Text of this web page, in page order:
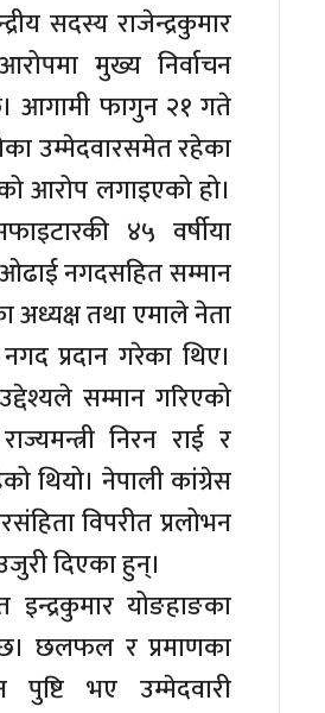
सदस्य राजेन्द्रकुमार
मुख्य निर्वाचन
आगामी फागुन २१ गते
उम्मेदवारसमेत रहेका
आरोप लगाइएको हो।
४५ वर्षीया
ओढाई नगदसहित सम्मान
अध्यक्ष तथा एमाले नेता
प्रदान गरेका थिए।
सम्मान गरिएको
निरन राई र
थियो। नेपाली कांग्रेस
विपरीत प्रलोभन
दिएका हुन्।
योङहाङका
छलफल र प्रमाणका
भए उम्मेदवारी